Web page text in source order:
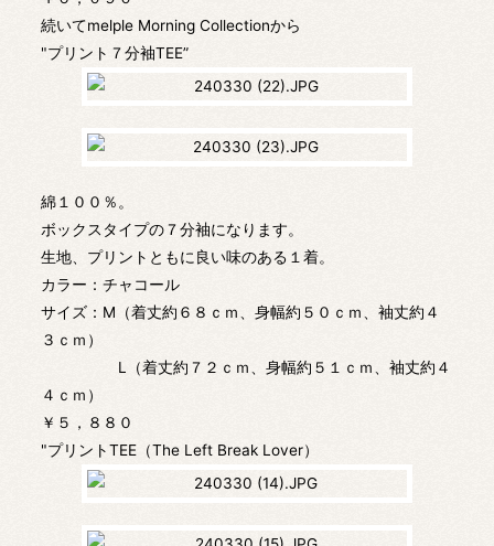
続いてmelple Morning Collectionから
"プリント７分袖TEE”
綿１００％。
ボックスタイプの７分袖になります。
生地、プリントともに良い味のある１着。
カラー：チャコール
サイズ：M（着丈約６８ｃｍ、身幅約５０ｃｍ、袖丈約４
３ｃｍ）
L（着丈約７２ｃｍ、身幅約５１ｃｍ、袖丈約４
４ｃｍ）
￥５，８８０
"プリントTEE（The Left Break Lover）